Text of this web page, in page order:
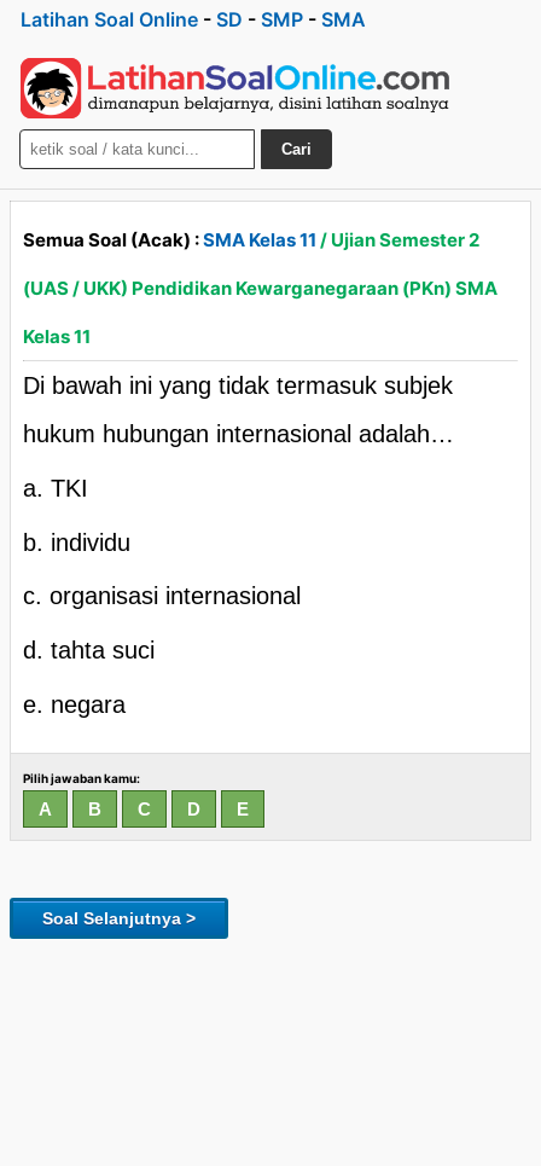
Latihan Soal Online - SD - SMP - SMA
Cari
Semua Soal (Acak) :SMA Kelas 11 / Ujian Semester 2
(UAS / UKK) Pendidikan Kewarganegaraan (PKn) SMA
Kelas 11
Di bawah ini yang tidak termasuk subjek
hukum hubungan internasional adalah…
a. TKI
b. individu
c. organisasi internasional
d. tahta suci
e. negara
Pilih jawaban kamu:
Soal Selanjutnya >